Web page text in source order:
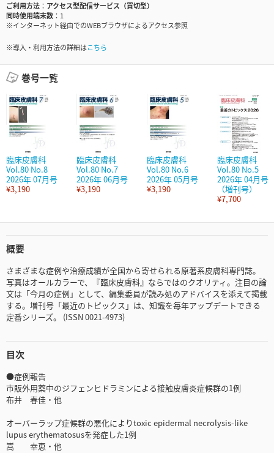
ご利用方法
アクセス型配信サービス（買切型）
同時使用端末数
1
※インターネット経由でのWEBブラウザによるアクセス参照
※導入・利用方法の詳細はこちら
巻号一覧
臨床皮膚科
Vol.80 No.8
2026年 07月号
¥3,190
臨床皮膚科
Vol.80 No.7
2026年 06月号
¥3,190
臨床皮膚科
Vol.80 No.6
2026年 05月号
¥3,190
臨床皮膚科
Vol.80 No.5
2026年 04月号
（増刊号）
¥7,700
概要
さまざまな症例や治療成績が全国から寄せられる原著系皮膚科専門誌。
写真はオールカラーで、『臨床皮膚科』ならではのクオリティ。注目の論
文は「今月の症例」として、編集委員が読み処のアドバイスを添えて掲載
する。増刊号「最近のトピックス」は、知識を毎年アップデートできる
定番シリーズ。 (ISSN 0021-4973)
目次
●症例報告
市販外用薬中のジフェンヒドラミンによる接触皮膚炎症候群の1例
布井 春佳・他
オーバーラップ症候群の悪化によりtoxic epidermal necrolysis-like
lupus erythematosusを発症した1例
嵩 幸恵・他